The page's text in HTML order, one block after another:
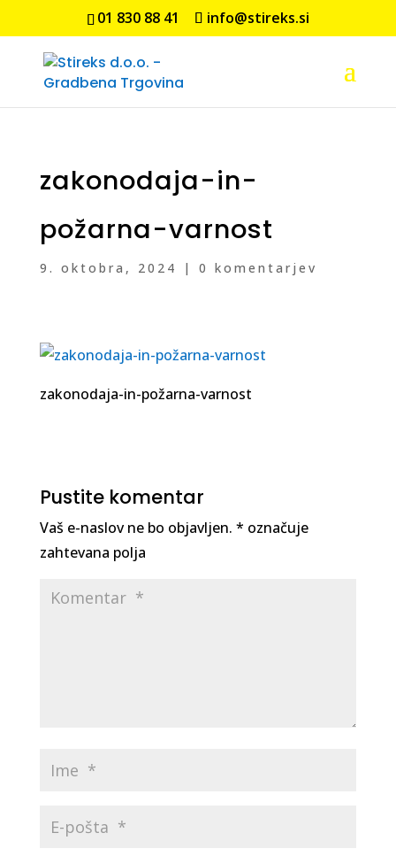
01 830 88 41 info@stireks.si
zakonodaja-in-
požarna-varnost
9. oktobra, 2024 | 0 komentarjev
zakonodaja-in-požarna-varnost
Pustite komentar
Vaš e-naslov ne bo objavljen. * označuje
zahtevana polja